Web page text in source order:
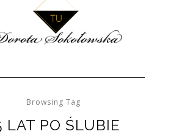
Browsing Tag
LAT PO ŚLUBIE